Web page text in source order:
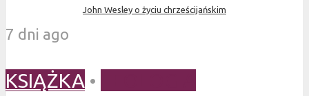
John Wesley o życiu chrześcijańskim
7 dni ago
KSIĄŻKA •